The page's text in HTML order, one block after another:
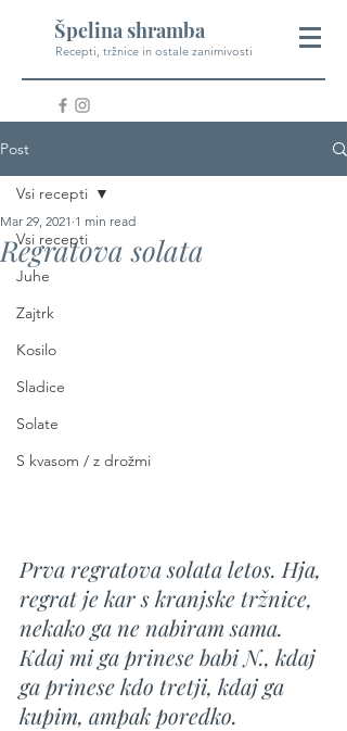
Špelina shramba
Recepti, tržnice in ostale zanimivosti
Post
Vsi recepti
Juhe
Zajtrk
Kosilo
Sladice
Solate
S kvasom / z drožmi
Vsi recepti
Regratova solata
Mar 29, 2021 1 min read
Prva regratova solata letos. Hja,
regrat je kar s kranjske tržnice,
nekako ga ne nabiram sama.
Kdaj mi ga prinese babi N., kdaj
ga prinese kdo tretji, kdaj ga
kupim, ampak poredko.